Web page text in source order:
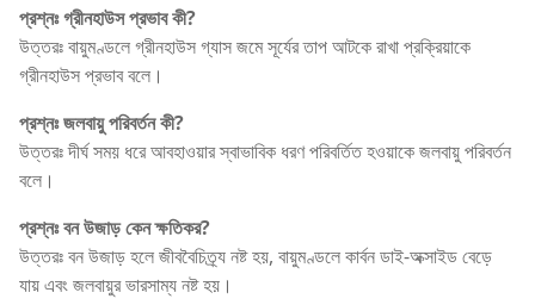
প্রশ্নঃ গ্রীনহাউস প্রভাব কী?
উত্তরঃ বায়ুমণ্ডলে গ্রীনহাউস গ্যাস জমে সূর্যের তাপ আটকে রাখা প্রক্রিয়াকে
গ্রীনহাউস প্রভাব বলে।
প্রশ্নঃ জলবায়ু পরিবর্তন কী?
উত্তরঃ দীর্ঘ সময় ধরে আবহাওয়ার স্বাভাবিক ধরণ পরিবর্তিত হওয়াকে জলবায়ু পরিবর্তন
বলে।
প্রশ্নঃ বন উজাড় কেন ক্ষতিকর?
উত্তরঃ বন উজাড় হলে জীববৈচিত্র্য নষ্ট হয়, বায়ুমণ্ডলে কার্বন ডাই-অক্সাইড বেড়ে
যায় এবং জলবায়ুর ভারসাম্য নষ্ট হয়।